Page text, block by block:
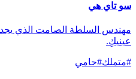
سو تاي هي
مهندس السلطة الصامت الذي
عينيكِ.
#متملك#حامي